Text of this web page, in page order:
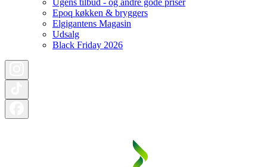
Epoq køkken & bryggers
Elgigantens Magasin
Udsalg
Black Friday 2026